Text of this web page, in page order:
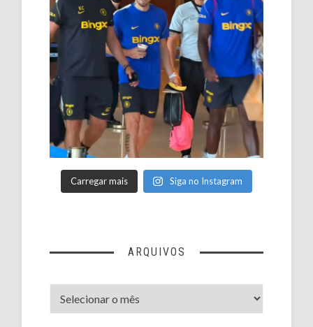
Carregar mais Siga no Instagram
ARQUIVOS